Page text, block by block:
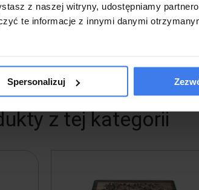
z naszej witryny, udostępniamy
te informacje z innymi danymi
Spersonalizuj
z tej kategorii